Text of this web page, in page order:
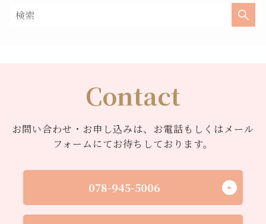
Contact
お問い合わせ・お申し込みは、お電話もしくはメール
フォームにてお待ちしております。
078-945-5006